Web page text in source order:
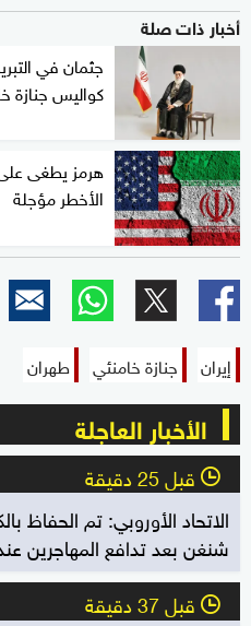
أخبار ذات صلة
جثمان في
كواليس جنازة
هرمز يطغى
الأخطر مؤجلة
إيران جنازة خامنئي طهران
الأخبار العاجلة
l قبل 25 دقيقة
الاتحاد الأوروبي: تم
شنغن بعد تدافع المهاجرين
l قبل 37 دقيقة